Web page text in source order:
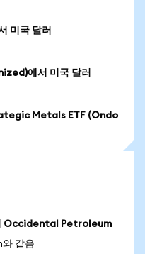
미국 달러
에서 미국 달러
Metals ETF (Ondo
Occidental Petroleum
와 같음